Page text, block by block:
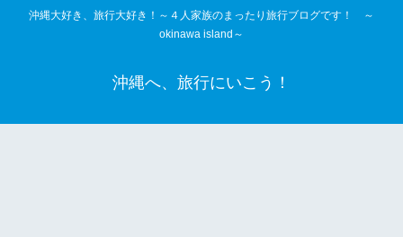
沖縄大好き、旅行大好き！～４人家族のまったり旅行ブログです！ ～
okinawa island～
沖縄へ、旅行にいこう！